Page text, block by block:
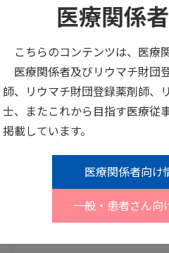
医療関係
こちらのコンテンツは、医療
医療関係者及びリウマチ財団
師、リウマチ財団登録薬剤師、
士、またこれから目指す医療従
掲載しています。
医療関係者向け
一般・患者さん向
令和8年度日本リウマチ財団
2025年08月01日
令和7年度リウマチ性疾患調
美奈子・膠原病研究奨励賞 募
2025年08月01日
令和7年度リウマチケア看護